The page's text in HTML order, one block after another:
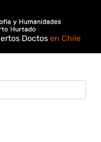
Doctos en Chile